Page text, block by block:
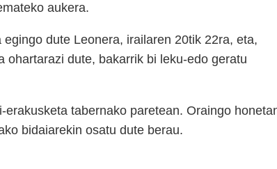
aukera.
dute Leonera, irailaren 20tik 22ra, eta,
ohartarazi dute, bakarrik bi leku-edo geratu
tabernako paretean. Oraingo
bidaiarekin osatu dute berau.